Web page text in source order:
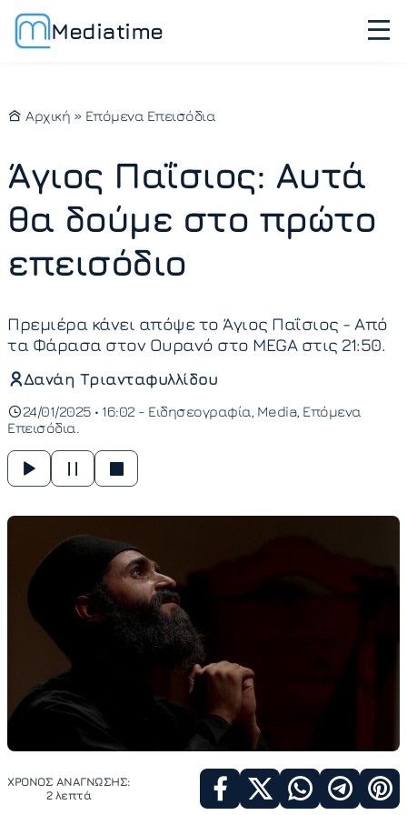
Mediatime
Αρχική » Επόμενα Επεισόδια
Άγιος Παΐσιος: Αυτά
θα δούμε στο πρώτο
επεισόδιο
Πρεμιέρα κάνει απόψε το Άγιος Παΐσιος - Από
τα Φάρασα στον Ουρανό στο MEGA στις 21:50.
Δανάη Τριανταφυλλίδου
24/01/2025 • 16:02 - Ειδησεογραφία Media Επόμενα
Επεισόδια
ΧΡΟΝΟΣ ΑΝΑΓΝΩΣΗΣ:
2 λεπτά